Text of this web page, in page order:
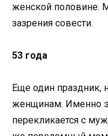
женской половине.
зазрения совести.
53 года
Еще один праздник,
женщинам. Именно
перекликается с